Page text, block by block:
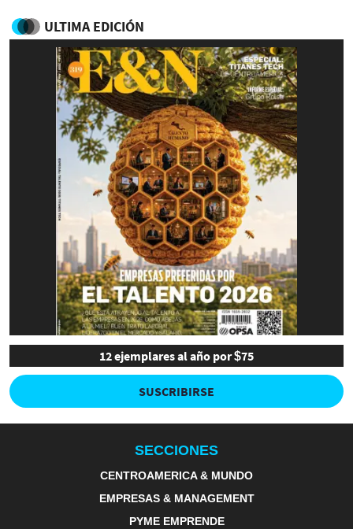
ULTIMA EDICIÓN
12 ejemplares al año por $75
SUSCRIBIRSE
SECCIONES
CENTROAMERICA & MUNDO
EMPRESAS & MANAGEMENT
PYME EMPRENDE